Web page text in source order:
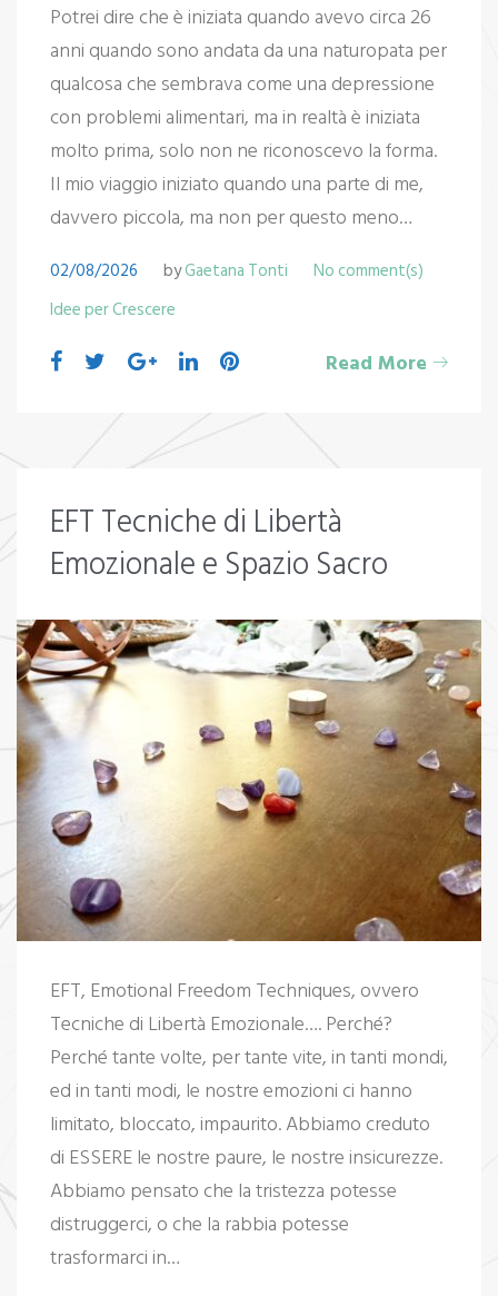
Potrei dire che è iniziata quando avevo circa 26
anni quando sono andata da una naturopata per
qualcosa che sembrava come una depressione
con problemi alimentari, ma in realtà è iniziata
molto prima, solo non ne riconoscevo la forma.
Il mio viaggio iniziato quando una parte di me,
davvero piccola, ma non per questo meno…
02/08/2026 byGaetana Tonti
No comment(s)
Idee per Crescere
Read More
EFT Tecniche di Libertà
Emozionale e Spazio Sacro
EFT, Emotional Freedom Techniques, ovvero
Tecniche di Libertà Emozionale…. Perché?
Perché tante volte, per tante vite, in tanti mondi,
ed in tanti modi, le nostre emozioni ci hanno
limitato, bloccato, impaurito. Abbiamo creduto
di ESSERE le nostre paure, le nostre insicurezze.
Abbiamo pensato che la tristezza potesse
distruggerci, o che la rabbia potesse
trasformarci in…